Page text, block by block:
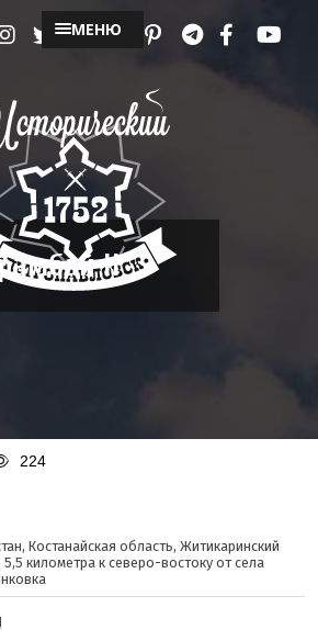
МЕНЮ
II
224
Костанайская область, Житикаринский
5,5 километра к северо-востоку от села